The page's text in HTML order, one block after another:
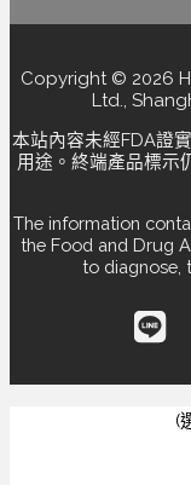
Copyright © 2026
Ltd.,
本站內容未經FDA證
用途。終端產品標示
The information
the Food and Drug
to diagnose,
(